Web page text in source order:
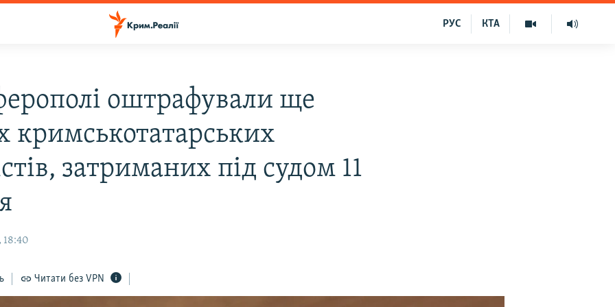
КТА
РУС
оштрафували ще
кримськотатарських
затриманих під судом 11
18:40
Читати без VPN